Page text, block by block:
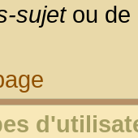
sujetou de